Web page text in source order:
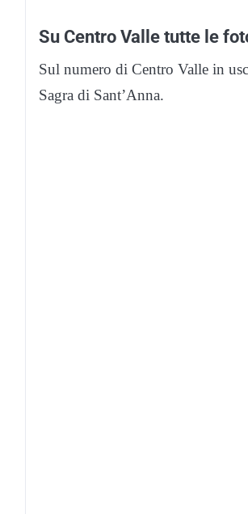
Su Centro Valle tutte le
Sul numero di Centro Valle in
Sagra di Sant’Anna.